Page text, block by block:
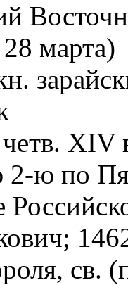
марта)
XIV
ю по
св.